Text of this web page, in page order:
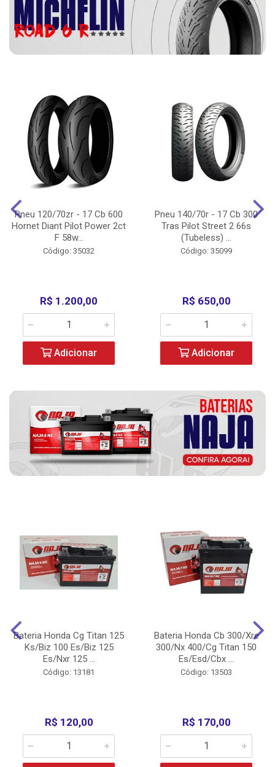
Pneu 120/70zr - 17 Cb 600
Hornet Diant Pilot Power 2ct
F 58w...
Código: 35032
R$ 1.200,00
Adicionar
Pneu 140/70r - 17 Cb 300
Tras Pilot Street 2 66s
(Tubeless) ...
Código: 35099
R$ 650,00
Adicionar
Bateria Honda Cg Titan 125
Ks/Biz 100 Es/Biz 125
Es/Nxr 125 ...
Código: 13181
R$ 120,00
Bateria Honda Cb 300/Xre
300/Nx 400/Cg Titan 150
Es/Esd/Cbx ...
Código: 13503
R$ 170,00